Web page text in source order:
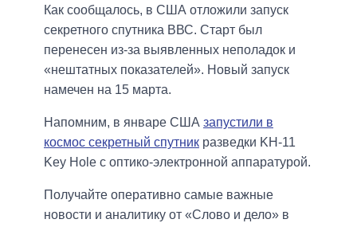
Как сообщалось, в США отложили запуск
секретного спутника ВВС. Старт был
перенесен из-за выявленных неполадок и
«нештатных показателей». Новый запуск
намечен на 15 марта.
Напомним, в январе США запустили в
космос секретный спутник разведки KH-11
Key Hole с оптико-электронной аппаратурой.
Получайте оперативно самые важные
новости и аналитику от «Слово и дело» в